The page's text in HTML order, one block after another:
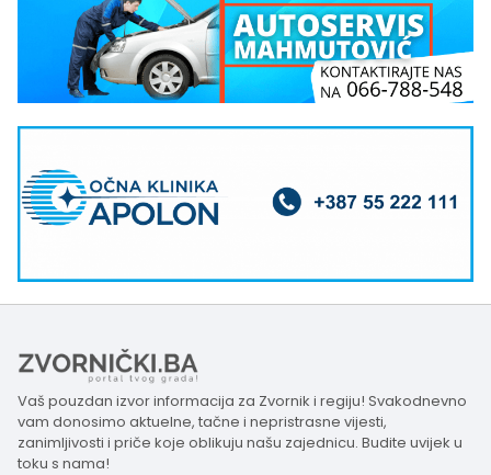
Vaš pouzdan izvor informacija za Zvornik i regiju! Svakodnevno
vam donosimo aktuelne, tačne i nepristrasne vijesti,
zanimljivosti i priče koje oblikuju našu zajednicu. Budite uvijek u
toku s nama!